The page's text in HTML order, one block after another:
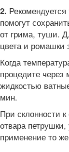
2.
помогут
от грима, туши.
цвета и ромашки
Когда
процедите через
жидкостью
мин.
При склонности
отвара
применение то